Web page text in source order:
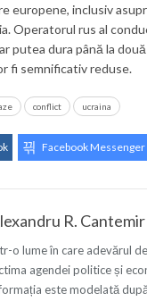
europene, inclusiv
Operatorul rus al
putea dura până la
fi semnificativ reduse.
conflict ucraina
Facebook Messenger
R. Cantemir
o lume în care adevărul
agendei politice și
este modelată